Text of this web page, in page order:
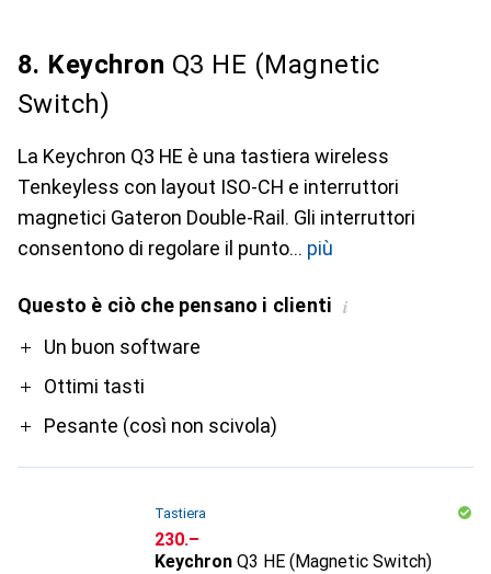
8. Keychron Q3 HE (Magnetic
Switch)
La Keychron Q3 HE è una tastiera wireless
Tenkeyless con layout ISO-CH e interruttori
magnetici Gateron Double-Rail. Gli interruttori
consentono di regolare il punto
più
Questo è ciò che pensano i clienti i
ProUn buon software
Ottimi tasti
Pesante (così non scivola)
Tastiera
CHF
230.–
Keychron Q3 HE (Magnetic Switch)